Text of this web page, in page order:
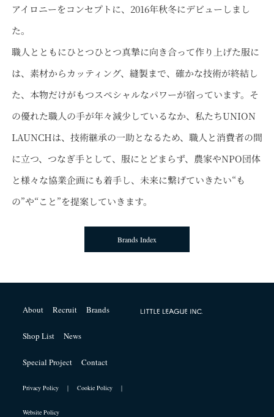
アイロニーをコンセプトに、2016年秋冬にデビューしまし
た。
職人とともにひとつひとつ真摯に向き合って作り上げた服に
は、素材からカッティング、縫製まで、確かな技術が終結し
た、本物だけがもつスペシャルなパワーが宿っています。そ
の優れた職人の手が年々減少しているなか、私たちUNION
LAUNCHは、技術継承の一助となるため、職人と消費者の間
に立つ、つなぎ手として、服にとどまらず、農家やNPO団体
と様々な協業企画にも着手し、未来に繋げていきたい“も
の”や“こと”を提案していきます。
Brands Index
About Recruit Brands
Shop List News
Special Project Contact
Privacy Policy ｜ Cookie Policy ｜
Website Policy